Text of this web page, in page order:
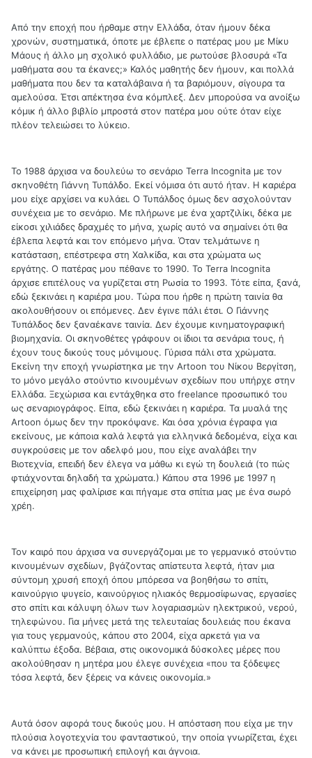
Από την εποχή που ήρθαμε στην Ελλάδα, όταν ήμουν δέκα
χρονών, συστηματικά, όποτε με έβλεπε ο πατέρας μου με Μίκυ
Μάους ή άλλο μη σχολικό φυλλάδιο, με ρωτούσε βλοσυρά «Τα
μαθήματα σου τα έκανες;» Καλός μαθητής δεν ήμουν, και πολλά
μαθήματα που δεν τα καταλάβαινα ή τα βαριόμουν, σίγουρα τα
αμελούσα. Έτσι απέκτησα ένα κόμπλεξ. Δεν μπορούσα να ανοίξω
κόμικ ή άλλο βιβλίο μπροστά στον πατέρα μου ούτε όταν είχε
πλέον τελειώσει το λύκειο.
Το 1988 άρχισα να δουλεύω το σενάριο Terra Incognita με τον
σκηνοθέτη Γιάννη Τυπάλδο. Εκεί νόμισα ότι αυτό ήταν. Η καριέρα
μου είχε αρχίσει να κυλάει. Ο Τυπάλδος όμως δεν ασχολούνταν
συνέχεια με το σενάριο. Με πλήρωνε με ένα χαρτζιλίκι, δέκα με
είκοσι χιλιάδες δραχμές το μήνα, χωρίς αυτό να σημαίνει ότι θα
έβλεπα λεφτά και τον επόμενο μήνα. Όταν τελμάτωνε η
κατάσταση, επέστρεφα στη Χαλκίδα, και στα χρώματα ως
εργάτης. Ο πατέρας μου πέθανε το 1990. Το Terra Incognita
άρχισε επιτέλους να γυρίζεται στη Ρωσία το 1993. Τότε είπα, ξανά,
εδώ ξεκινάει η καριέρα μου. Τώρα που ήρθε η πρώτη ταινία θα
ακολουθήσουν οι επόμενες. Δεν έγινε πάλι έτσι. Ο Γιάννης
Τυπάλδος δεν ξαναέκανε ταινία. Δεν έχουμε κινηματογραφική
βιομηχανία. Οι σκηνοθέτες γράφουν οι ίδιοι τα σενάρια τους, ή
έχουν τους δικούς τους μόνιμους. Γύρισα πάλι στα χρώματα.
Εκείνη την εποχή γνωρίστηκα με την Αrtoon του Νίκου Βεργίτση,
το μόνο μεγάλο στούντιο κινουμένων σχεδίων που υπήρχε στην
Ελλάδα. Ξεχώρισα και εντάχθηκα στο freelance προσωπικό του
ως σεναριογράφος. Είπα, εδώ ξεκινάει η καριέρα. Τα μυαλά της
Artoon όμως δεν την προκόψανε. Και όσα χρόνια έγραφα για
εκείνους, με κάποια καλά λεφτά για ελληνικά δεδομένα, είχα και
συγκρούσεις με τον αδελφό μου, που είχε αναλάβει την
Βιοτεχνία, επειδή δεν έλεγα να μάθω κι εγώ τη δουλειά (το πώς
φτιάχνονται δηλαδή τα χρώματα.) Κάπου στα 1996 με 1997 η
επιχείρηση μας φαλίρισε και πήγαμε στα σπίτια μας με ένα σωρό
χρέη.
Τον καιρό που άρχισα να συνεργάζομαι με το γερμανικό στούντιο
κινουμένων σχεδίων, βγάζοντας απίστευτα λεφτά, ήταν μια
σύντομη χρυσή εποχή όπου μπόρεσα να βοηθήσω το σπίτι,
καινούργιο ψυγείο, καινούργιος ηλιακός θερμοσίφωνας, εργασίες
στο σπίτι και κάλυψη όλων των λογαριασμών ηλεκτρικού, νερού,
τηλεφώνου. Για μήνες μετά της τελευταίας δουλειάς που έκανα
για τους γερμανούς, κάπου στο 2004, είχα αρκετά για να
καλύπτω έξοδα. Βέβαια, στις οικονομικά δύσκολες μέρες που
ακολούθησαν η μητέρα μου έλεγε συνέχεια «που τα ξόδεψες
τόσα λεφτά, δεν ξέρεις να κάνεις οικονομία.»
Αυτά όσον αφορά τους δικούς μου. Η απόσταση που είχα με την
πλούσια λογοτεχνία του φανταστικού, την οποία γνωρίζεται, έχει
να κάνει με προσωπική επιλογή και άγνοια.